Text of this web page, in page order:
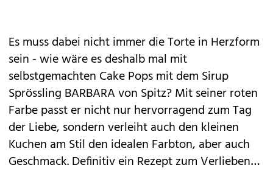
Es muss dabei nicht immer die Torte in Herzform
sein - wie wäre es deshalb mal mit
selbstgemachten Cake Pops mit dem Sirup
Sprössling BARBARA von Spitz? Mit seiner roten
Farbe passt er nicht nur hervorragend zum Tag
der Liebe, sondern verleiht auch den kleinen
Kuchen am Stil den idealen Farbton, aber auch
Geschmack. Definitiv ein Rezept zum Verlieben…